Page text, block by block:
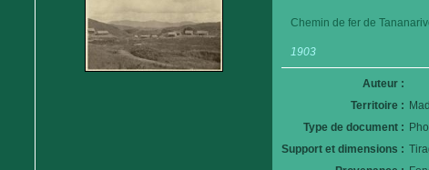
Chemin de fer de
1903
Auteur :
Territoire :
Type de document :
Support et dimensions :